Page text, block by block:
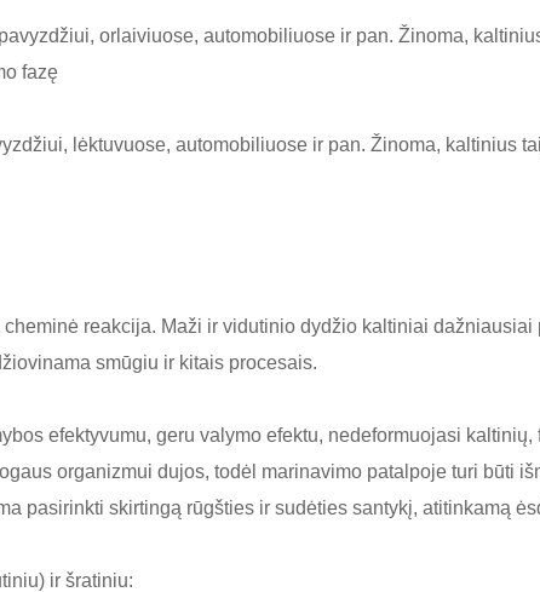
orlaiviuose, automobiliuose ir pan. Žinoma,
fazę
lėktuvuose, automobiliuose ir pan. Žinoma, kaltinius
reakcija. Maži ir vidutinio dydžio kaltiniai
smūgiu ir kitais procesais.
efektyvumu, geru valymo efektu, nedeformuojasi
organizmui dujos, todėl marinavimo patalpoje turi būti
pasirinkti skirtingą rūgšties ir sudėties santykį, atitinkamą
ir šratiniu: